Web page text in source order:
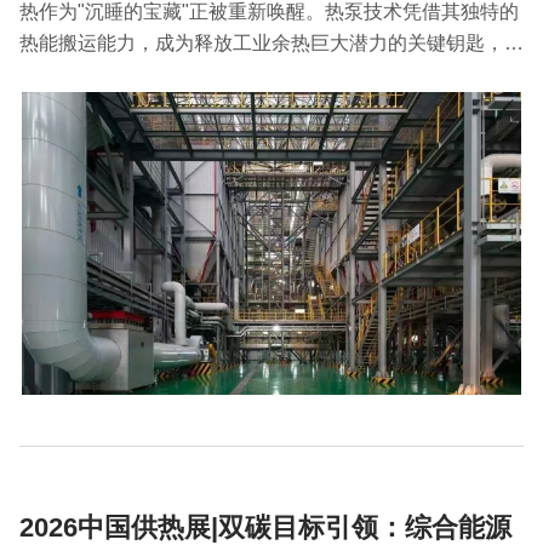
热作为"沉睡的宝藏"正被重新唤醒。热泵技术凭借其独特的
热能搬运能力，成为释放工业余热巨大潜力的关键钥匙，为
泵展小编一起了解下吧。
2026中国供热展|双碳目标引领：综合能源